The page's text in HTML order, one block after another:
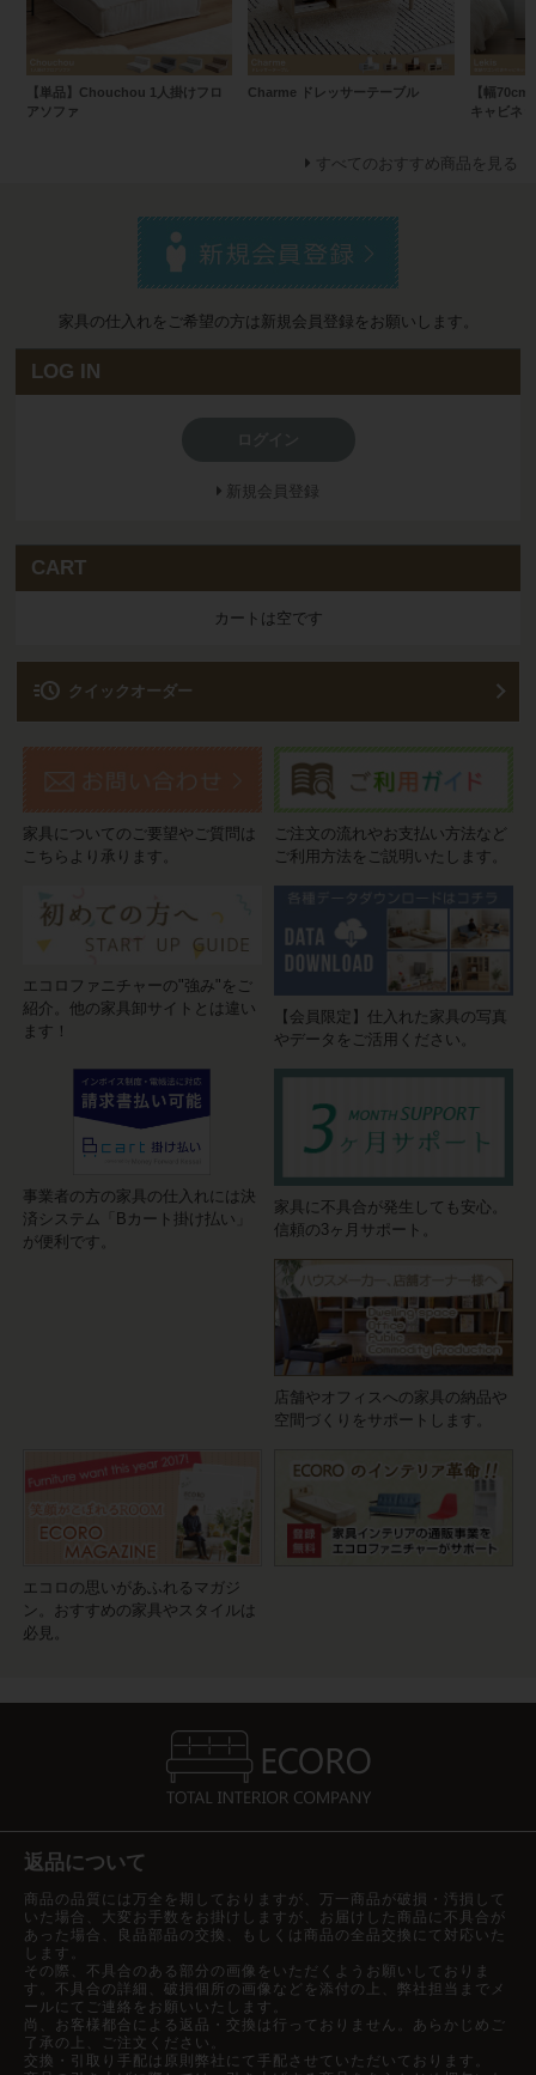
【単品】Chouchou 1人掛けフロ
アソファ
Charme ドレッサーテーブル
【幅
キャビネ
すべてのおすすめ商品を見る
家具の仕入れをご希望の方は新規会員登録をお願いします。
LOG IN
新規会員登録
CART
カートは空です
acute クイックオーダー
家具についてのご要望やご質問は
こちらより承ります。
ご注文の流れやお支払い方法など
ご利用方法をご説明いたします。
エコロファニチャーの"強み"をご
紹介。他の家具卸サイトとは違い
ます！
【会員限定】仕入れた家具の写真
やデータをご活用ください。
事業者の方の家具の仕入れには決
済システム「Bカート掛け払い」
が便利です。
家具に不具合が発生しても安心。
信頼の3ヶ月サポート。
店舗やオフィスへの家具の納品や
空間づくりをサポートします。
エコロの思いがあふれるマガジ
ン。おすすめの家具やスタイルは
必見。
返品について
商品の品質には万全を期しておりますが、万一商品が破損・汚損して
いた場合、大変お手数をお掛けしますが、お届けした商品に不具合が
あった場合、良品部品の交換、もしくは商品の全品交換にて対応いた
します。
その際、不具合のある部分の画像をいただくようお願いしておりま
す。不具合の詳細、破損個所の画像などを添付の上、弊社担当までメ
ールにてご連絡をお願いいたします。
尚、お客様都合による返品・交換は行っておりません。あらかじめご
了承の上、ご注文ください。
交換・引取り手配は原則弊社にて手配させていただいております。